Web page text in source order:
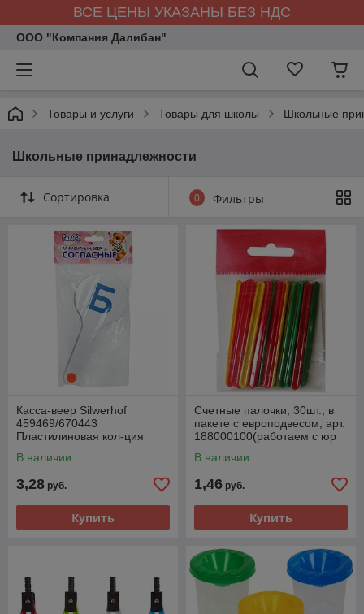
ВСЕ ЦЕНЫ УКАЗАНЫ БЕЗ НДС
ООО "Компания Далибан"
Товары и услуги Товары для школы Школьные
Школьные принадлежности
Сортировка 0 Фильтры
Касса-веер Silwerhof
459469/670443
Пластилиновая кол-ция
(работаем с юр лицами и
В наличии
3,28 руб.
Купить
Счетные палочки, 30шт., в
пакете с европодвесом, арт.
188000100(работаем с юр
В наличии
1,46 руб.
Купить